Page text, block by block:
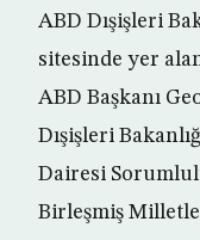
ABD Dışişleri
sitesinde yer
ABD Başkanı
Dışişleri
Dairesi
Birleşmiş